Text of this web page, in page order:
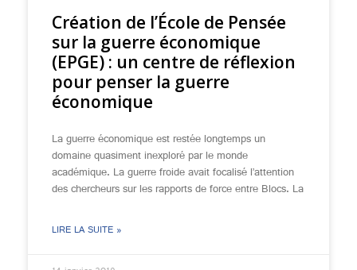
Création de l’École de Pensée
sur la guerre économique
(EPGE) : un centre de réflexion
pour penser la guerre
économique
La guerre économique est restée longtemps un
domaine quasiment inexploré par le monde
académique. La guerre froide avait focalisé l’attention
des chercheurs sur les rapports de force entre Blocs. La
LIRE LA SUITE »